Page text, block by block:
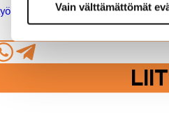
Vain välttämättömät
syynä